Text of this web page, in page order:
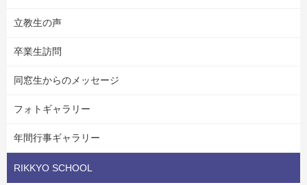
立教生の声
卒業生訪問
同窓生からのメッセージ
フォトギャラリー
年間行事ギャラリー
RIKKYO SCHOOL